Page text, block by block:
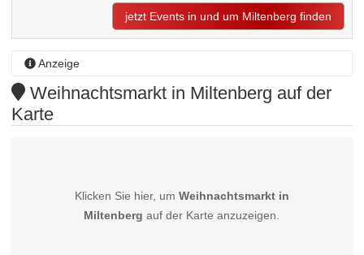
jetzt Events in und um Miltenberg finden
Anzeige
Weihnachtsmarkt in Miltenberg auf der
Karte
Klicken Sie hier, um Weihnachtsmarkt in
Miltenberg auf der Karte anzuzeigen.